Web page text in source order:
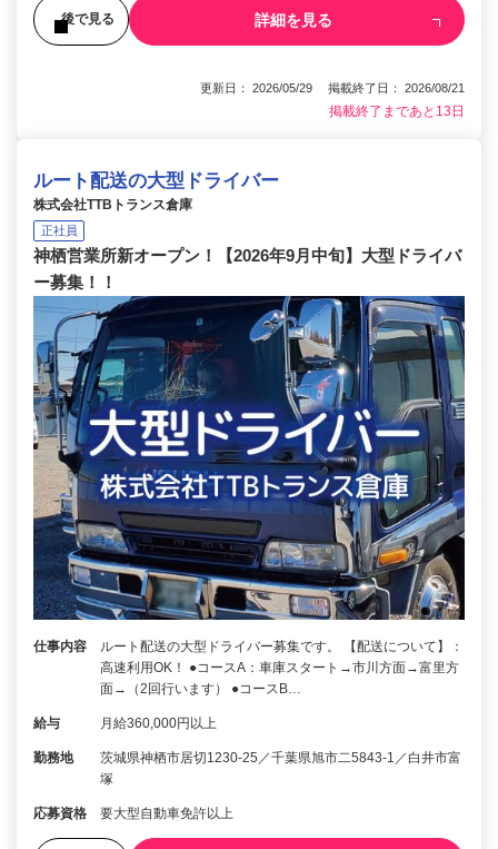
後で見る 詳細を見る
更新日： 2026/05/29 掲載終了日： 2026/08/21
掲載終了まであと13日
ルート配送の大型ドライバー
株式会社TTBトランス倉庫
正社員
神栖営業所新オープン！【2026年9月中旬】大型ドライバ
ー募集！！
仕事内容
ルート配送の大型ドライバー募集です。 【配送について】：
高速利用OK！ ●コースA：車庫スタート→市川方面→富里方
面→（2回行います） ●コースB…
給与 月給360,000円以上
勤務地
茨城県神栖市居切1230‐25／千葉県旭市二5843-1／白井市富
塚
応募資格 要大型自動車免許以上